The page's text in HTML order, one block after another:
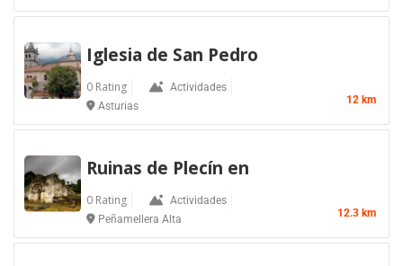
Iglesia de San Pedro
0 Rating
Actividades
Asturias
12 km
Ruinas de Plecín en
0 Rating
Actividades
Peñamellera Alta
12.3 km